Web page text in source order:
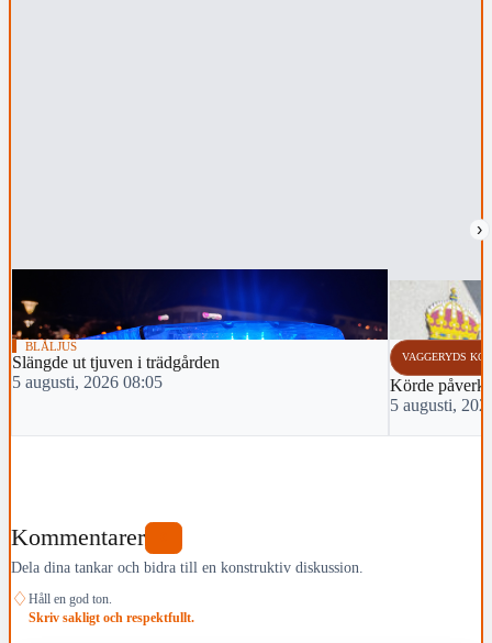
›
BLÅLJUS
Slängde ut tjuven i trädgården
5 augusti, 2026 08:05
VAGGERYDS
Körde
5 augusti,
Kommentarer
Dela dina tankar och bidra till en konstruktiv diskussion.
♢ Håll en god ton.
Skriv sakligt och respektfullt.